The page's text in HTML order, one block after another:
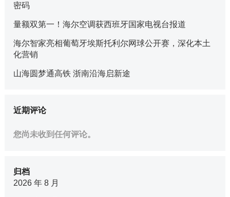
密码
量额双第一！海尔空调获西班牙国家电视台报道
海尔智家亮相葡萄牙埃斯托利尔网球公开赛，深化本土
化营销
山海圆梦通高铁 浙南沿海启新途
近期评论
您尚未收到任何评论。
归档
2026 年 8 月